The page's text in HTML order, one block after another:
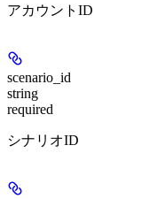
アカウントID
scenario_id
string
required
シナリオID